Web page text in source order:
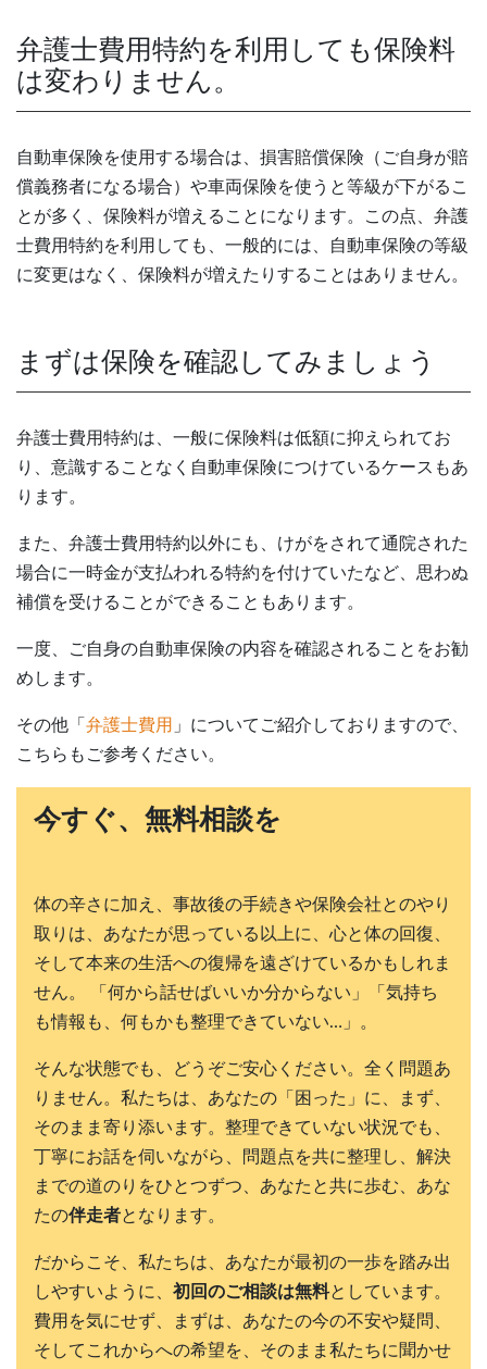
弁護士費用特約を利用しても保険料
は変わりません。
自動車保険を使用する場合は、損害賠償保険（ご自身が賠
償義務者になる場合）や車両保険を使うと等級が下がるこ
とが多く、保険料が増えることになります。この点、弁護
士費用特約を利用しても、一般的には、自動車保険の等級
に変更はなく、保険料が増えたりすることはありません。
まずは保険を確認してみましょう
弁護士費用特約は、一般に保険料は低額に抑えられてお
り、意識することなく自動車保険につけているケースもあ
ります。
また、弁護士費用特約以外にも、けがをされて通院された
場合に一時金が支払われる特約を付けていたなど、思わぬ
補償を受けることができることもあります。
一度、ご自身の自動車保険の内容を確認されることをお勧
めします。
その他「 弁護士費用 」についてご紹介しておりますので、
こちらもご参考ください。
今すぐ、無料相談を
体の辛さに加え、事故後の手続きや保険会社とのやり
取りは、あなたが思っている以上に、心と体の回復、
そして本来の生活への復帰を遠ざけているかもしれま
せん。 「何から話せばいいか分からない」「気持ち
も情報も、何もかも整理できていない…」。
そんな状態でも、どうぞご安心ください。全く問題あ
りません。私たちは、あなたの「困った」に、まず、
そのまま寄り添います。整理できていない状況でも、
丁寧にお話を伺いながら、問題点を共に整理し、解決
までの道のりをひとつずつ、あなたと共に歩む、あな
たの伴走者となります。
だからこそ、私たちは、あなたが最初の一歩を踏み出
しやすいように、 初回のご相談は無料としています。
費用を気にせず、まずは、あなたの今の不安や疑問、
そしてこれからへの希望を、そのまま私たちに聞かせ